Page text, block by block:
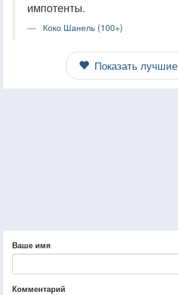
импотенты.
Коко Шанель (100+)
Показать лучшие
Ваше имя
Комментарий